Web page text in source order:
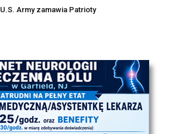
U.S. Army zamawia Patrioty